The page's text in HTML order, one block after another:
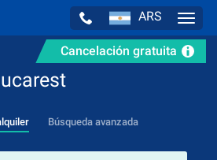
ARS
Cancelación gratuita
Búsqueda avanzada